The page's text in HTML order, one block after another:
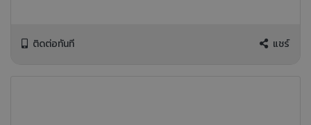
ติดต่อทันที แชร์